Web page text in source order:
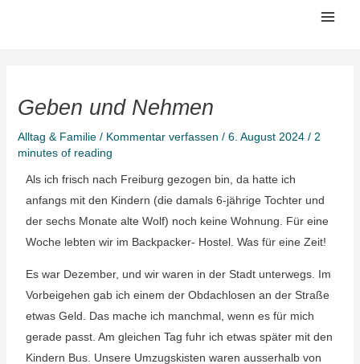
Geben und Nehmen
Alltag & Familie/ Kommentar verfassen / 6. August 2024 / 2
minutes of reading
Als ich frisch nach Freiburg gezogen bin, da hatte ich
anfangs mit den Kindern (die damals 6-jährige Tochter und
der sechs Monate alte Wolf) noch keine Wohnung. Für eine
Woche lebten wir im Backpacker- Hostel. Was für eine Zeit!
Es war Dezember, und wir waren in der Stadt unterwegs. Im
Vorbeigehen gab ich einem der Obdachlosen an der Straße
etwas Geld. Das mache ich manchmal, wenn es für mich
gerade passt. Am gleichen Tag fuhr ich etwas später mit den
Kindern Bus. Unsere Umzugskisten waren ausserhalb von